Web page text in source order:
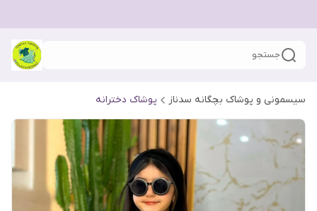
جستجو
سیسمونی و پوشاک بچگانه سدناز پوشاک دخترانه